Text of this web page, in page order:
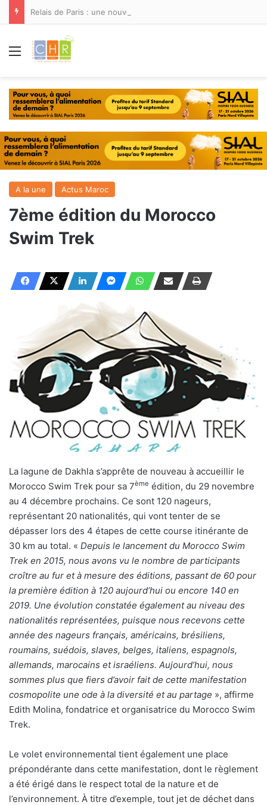
Menu
A la une Actus Maroc
7ème édition du Morocco
Swim Trek
La lagune de Dakhla s’apprête de nouveau à accueillir le
Morocco Swim Trek pour sa 7ème édition, du 29 novembre
au 4 décembre prochains. Ce sont 120 nageurs,
représentant 20 nationalités, qui vont tenter de se
dépasser lors des 4 étapes de cette course itinérante de
30 km au total. « Depuis le lancement du Morocco Swim
Trek en 2015, nous avons vu le nombre de participants
croître au fur et à mesure des éditions, passant de 60 pour
la première édition à 120 aujourd’hui ou encore 140 en
2019. Une évolution constatée également au niveau des
nationalités représentées, puisque nous recevons cette
année des nageurs français, américains, brésiliens,
roumains, suédois, slaves, belges, italiens, espagnols,
allemands, marocains et israéliens. Aujourd’hui, nous
sommes plus que fiers d’avoir fait de cette manifestation
cosmopolite une ode à la diversité et au partage », affirme
Edith Molina, fondatrice et organisatrice du Morocco Swim
Trek.
Le volet environnemental tient également une place
prépondérante dans cette manifestation, dont le règlement
a été érigé dans le respect total de la nature et de
l’environnement. À titre d’exemple, tout jet de déchet dans